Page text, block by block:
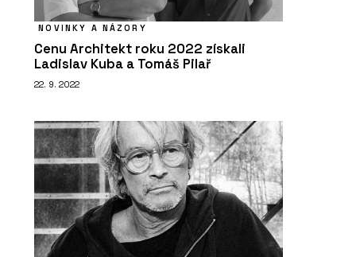
NOVINKY A NÁZORY
Cenu Architekt roku 2022 získali
Ladislav Kuba a Tomáš Pilař
22. 9. 2022